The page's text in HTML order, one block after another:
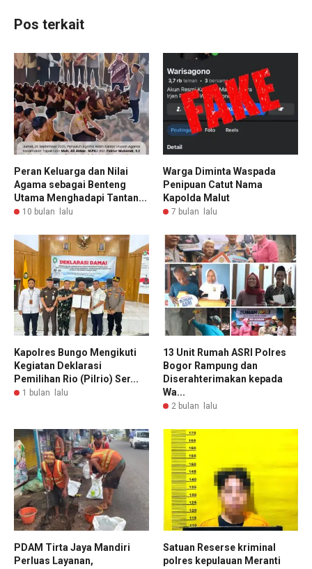
Pos terkait
Peran Keluarga dan Nilai
Agama sebagai Benteng
Utama Menghadapi Tantan...
10 bulan lalu
Warga Diminta Waspada
Penipuan Catut Nama
Kapolda Malut
7 bulan lalu
Kapolres Bungo Mengikuti
Kegiatan Deklarasi
Pemilihan Rio (Pilrio) Ser...
1 bulan lalu
13 Unit Rumah ASRI Polres
Bogor Rampung dan
Diserahterimakan kepada
Wa...
2 bulan lalu
PDAM Tirta Jaya Mandiri
Perluas Layanan,
Satuan Reserse kriminal
polres kepulauan Meranti